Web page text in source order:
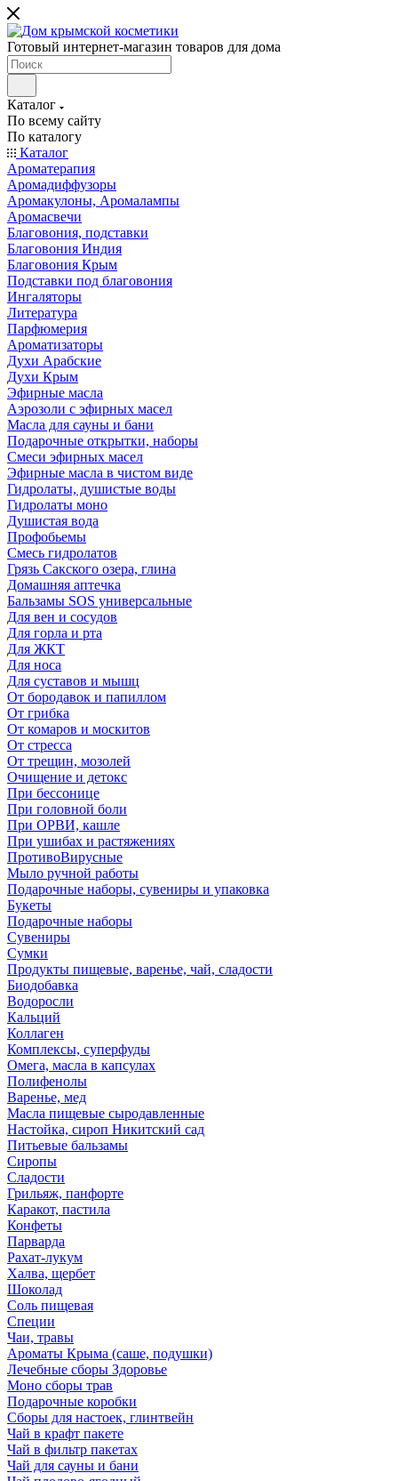
Готовый интернет-магазин товаров для дома
Каталог
По всему сайту
По каталогу
Каталог
Ароматерапия
Аромадиффузоры
Аромакулоны, Аромалампы
Аромасвечи
Благовония, подставки
Благовония Индия
Благовония Крым
Подставки под благовония
Ингаляторы
Литература
Парфюмерия
Ароматизаторы
Духи Арабские
Духи Крым
Эфирные масла
Аэрозоли с эфирных масел
Масла для сауны и бани
Подарочные открытки, наборы
Смеси эфирных масел
Эфирные масла в чистом виде
Гидролаты, душистые воды
Гидролаты моно
Душистая вода
Профобьемы
Смесь гидролатов
Грязь Сакского озера, глина
Домашняя аптечка
Бальзамы SOS универсальные
Для вен и сосудов
Для горла и рта
Для ЖКТ
Для носа
Для суставов и мышц
От бородавок и папиллом
От грибка
От комаров и москитов
От стресса
От трещин, мозолей
Очищение и детокс
При бессонице
При головной боли
При ОРВИ, кашле
При ушибах и растяжениях
ПротивоВирусные
Мыло ручной работы
Подарочные наборы, сувениры и упаковка
Букеты
Подарочные наборы
Сувениры
Сумки
Продукты пищевые, варенье, чай, сладости
Биодобавка
Водоросли
Кальций
Коллаген
Комплексы, суперфуды
Омега, масла в капсулах
Полифенолы
Варенье, мед
Масла пищевые сыродавленные
Настойка, сироп Никитский сад
Питьевые бальзамы
Сиропы
Сладости
Грильяж, панфорте
Каракот, пастила
Конфеты
Парварда
Рахат-лукум
Халва, щербет
Шоколад
Соль пищевая
Специи
Чаи, травы
Ароматы Крыма (саше, подушки)
Лечебные сборы Здоровье
Моно сборы трав
Подарочные коробки
Сборы для настоек, глинтвейн
Чай в крафт пакете
Чай в фильтр пакетах
Чай для сауны и бани